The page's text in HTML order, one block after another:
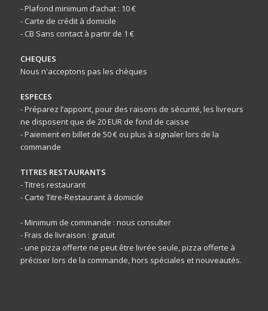
- Plafond minimum d’achat : 10 €
- Carte de crédit à domicile
- CB Sans contact à partir de 1 €
CHEQUES
Nous n'acceptons pas les chèques
ESPECES
- Préparez l’appoint, pour des raisons de sécurité, les livreurs
ne disposent que de 20 EUR de fond de caisse
- Paiement en billet de 50 € ou plus à signaler lors de la
commande
TITRES RESTAURANTS
- Titres restaurant
- Carte Titre-Restaurant à domicile
- Minimum de commande : nous consulter
- Frais de livraison : gratuit
- une pizza offerte ne peut être livrée seule, pizza offerte à
préciser lors de la commande, hors spéciales et nouveautés.